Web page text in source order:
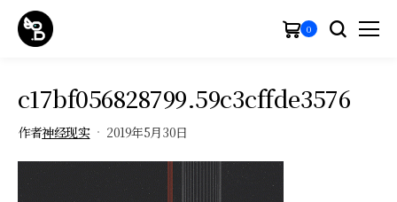
0
c17bf056828799.59c3cffde3576
作者神经现实 2019年5月30日